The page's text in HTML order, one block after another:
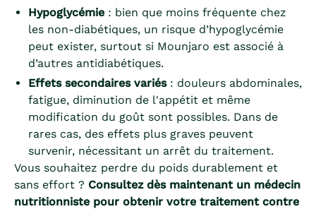
Hypoglycémie : bien que moins fréquente chez
les non-diabétiques, un risque d’hypoglycémie
peut exister, surtout si Mounjaro est associé à
d’autres antidiabétiques.
Effets secondaires variés: douleurs abdominales,
fatigue, diminution de l'appétit et même
modification du goût sont possibles. Dans de
rares cas, des effets plus graves peuvent
survenir, nécessitant un arrêt du traitement.
Vous souhaitez perdre du poids durablement et
sans effort ? Consultez dès maintenant un médecin
nutritionniste pour obtenir votre traitement contre